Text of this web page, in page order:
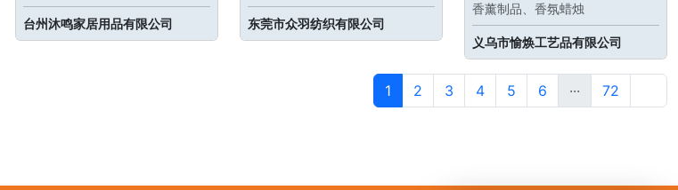
台州沐鸣家居用品有限公司 东莞市众羽纺织有限公司
香薰制品、香氛蜡烛
义乌市愉焕工艺品有限公司
1 2 3 4 5 6 ··· 72